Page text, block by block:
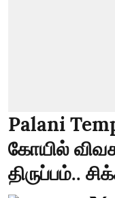
Palani
கோயில்
திருப்பம்..